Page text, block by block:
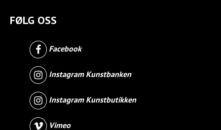
FØLG OSS
Facebook
Instagram Kunstbanken
Instagram Kunstbutikken
Vimeo